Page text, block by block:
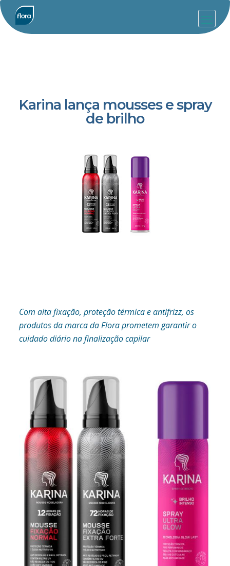
Karina lança mousses e spray
de brilho
Com alta fixação, proteção térmica e antifrizz, os
produtos da marca da Flora prometem garantir o
cuidado diário na finalização capilar